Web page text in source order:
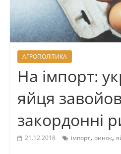
АГРОПОЛІТИКА
На імпорт:
яйця
закордонні
21.12.2018 імпорт, ринок,